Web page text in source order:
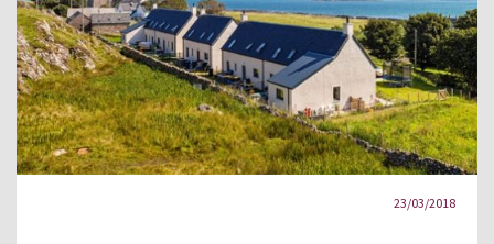
23/03/2018